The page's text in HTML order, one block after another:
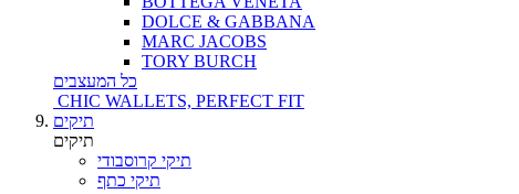
DOLCE & GABBANA
MARC JACOBS
TORY BURCH
כל המעצבים
CHIC WALLETS, PERFECT FIT
תיקים
תיקים
תיקי קרוסבודי
תיקי כתף